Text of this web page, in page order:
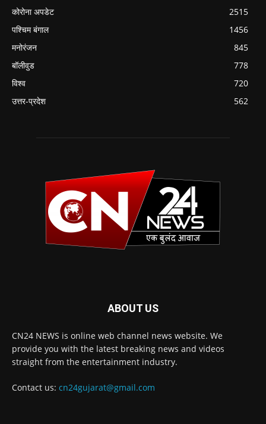
कोरोना अपडेट
2515
पश्चिम बंगाल
1456
मनोरंजन
845
बॉलीवुड
778
विश्व
720
उत्तर-प्रदेश
562
ABOUT US
CN24 NEWS is online web channel news website. We
provide you with the latest breaking news and videos
straight from the entertainment industry.
Contact us: cn24gujarat@gmail.com